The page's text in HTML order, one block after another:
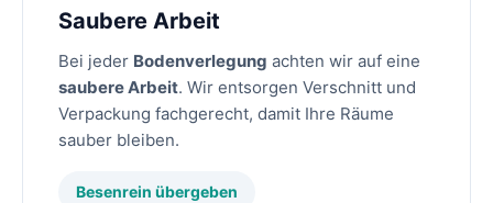
Saubere Arbeit
Bei jeder Bodenverlegung achten wir auf eine
saubere Arbeit. Wir entsorgen Verschnitt und
Verpackung fachgerecht, damit Ihre Räume
sauber bleiben.
Besenrein übergeben